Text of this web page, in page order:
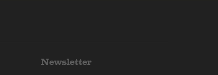
Newsletter